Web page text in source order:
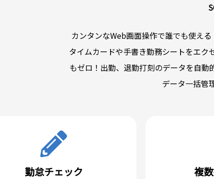
カンタンなWeb画面操作で誰でも使え
タイムカードや手書き勤務シートをエ
もゼロ！出勤、退勤打刻のデータを自動
データ一括管
勤怠チェック 複